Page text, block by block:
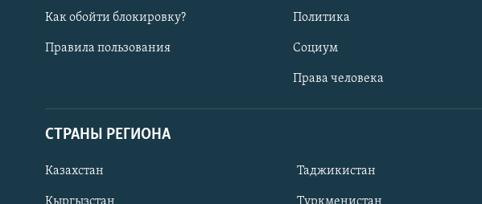
Как обойти блокировку?
Правила пользования
Политика
Социум
Права человека
СТРАНЫ РЕГИОНА
Казахстан
Кыргызстан
Таджикистан
Туркменистан